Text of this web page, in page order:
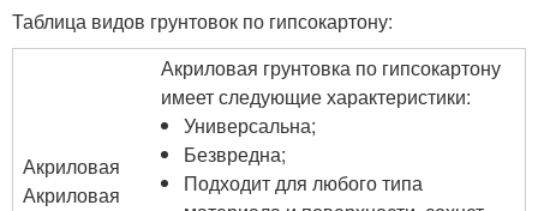
Таблица видов грунтовок по гипсокартону:
Акриловая
Акриловая
Акриловая грунтовка по гипсокартону
имеет следующие характеристики:
Универсальна;
Безвредна;
Подходит для любого типа